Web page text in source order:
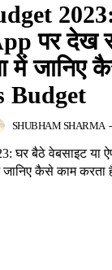
पर देख
में जानिए
Budget
SHUBHAM SHARMA -
घर बैठे वेबसाइट
कैसे काम करता